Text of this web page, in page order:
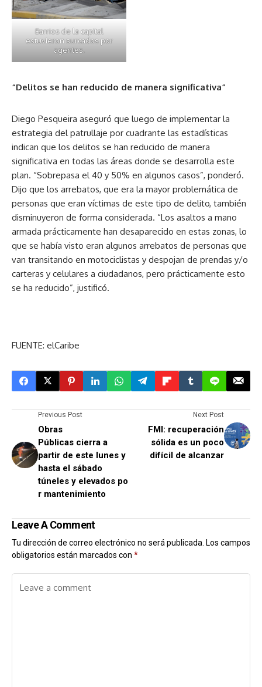
Barrios de la capital
estuvieron surcados por
agentes.
“Delitos se han reducido de manera significativa”
Diego Pesqueira aseguró que luego de implementar la
estrategia del patrullaje por cuadrante las estadísticas
indican que los delitos se han reducido de manera
significativa en todas las áreas donde se desarrolla este
plan. “Sobrepasa el 40 y 50% en algunos casos”, ponderó.
Dijo que los arrebatos, que era la mayor problemática de
personas que eran víctimas de este tipo de delito, también
disminuyeron de forma considerada. “Los asaltos a mano
armada prácticamente han desaparecido en estas zonas, lo
que se había visto eran algunos arrebatos de personas que
van transitando en motociclistas y despojan de prendas y/o
carteras y celulares a ciudadanos, pero prácticamente esto
se ha reducido”, justificó.
FUENTE: elCaribe
Previous Post
Obras
Públicas cierra a
partir de este lunes y
hasta el sábado
túneles y elevados po
r mantenimiento
Next Post
FMI: recuperación
sólida es un poco
difícil de alcanzar
Leave A Comment
Tu dirección de correo electrónico no será publicada. Los campos
obligatorios están marcados con *